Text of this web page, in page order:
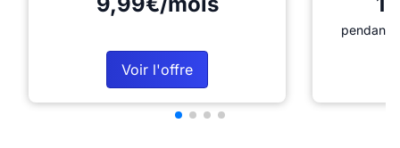
Voir l'offre
pendant